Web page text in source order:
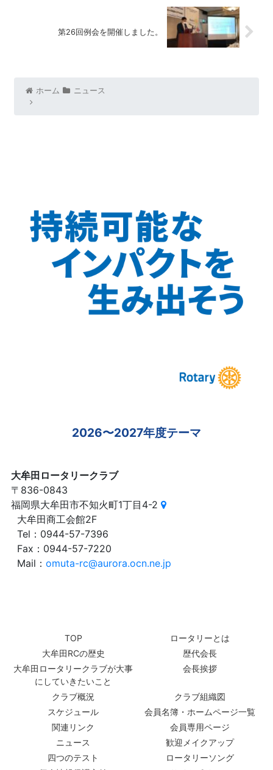
第26回例会を開催しました。
ホーム ニュース
2026〜2027年度テーマ
大牟田ロータリークラブ
〒836-0843
福岡県大牟田市不知火町1丁目4-2
大牟田商工会館2F
Tel：0944-57-7396
Fax：0944-57-7220
Mail：omuta-rc@aurora.ocn.ne.jp
TOP
ロータリーとは
大牟田RCの歴史
歴代会長
大牟田ロータリークラブが大事
にしていきたいこと
会長挨拶
クラブ概況
クラブ組織図
スケジュール
会員名簿・ホームページ一覧
関連リンク
会員専用ページ
ニュース
歓迎メイクアップ
四つのテスト
ロータリーソング